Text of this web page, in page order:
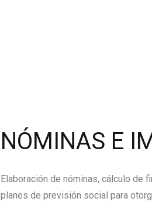
NÓMINAS E
Elaboración de nóminas, cálculo de
planes de previsión social para